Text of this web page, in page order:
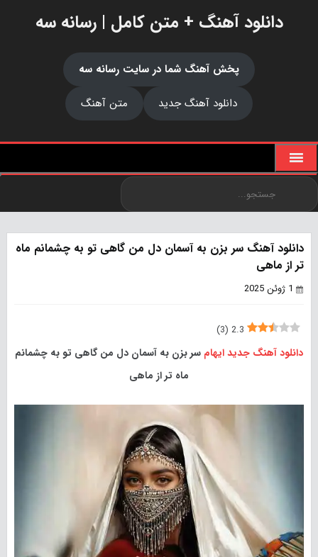
دانلود آهنگ + متن کامل | رسانه سه
پخش آهنگ شما در سایت رسانه سه
دانلود آهنگ جدید
متن آهنگ
دانلود آهنگ سر بزن به آسمان دل من گاهی تو به چشمانم ماه
تر از ماهی
1 ژوئن 2025
2.3
(
3
)
دانلود آهنگ جدیدایهام سر بزن به آسمان دل من گاهی تو به چشمانم
ماه تر از ماهی